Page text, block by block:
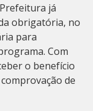
já
obrigatória, no
para
Com
o benefício
de